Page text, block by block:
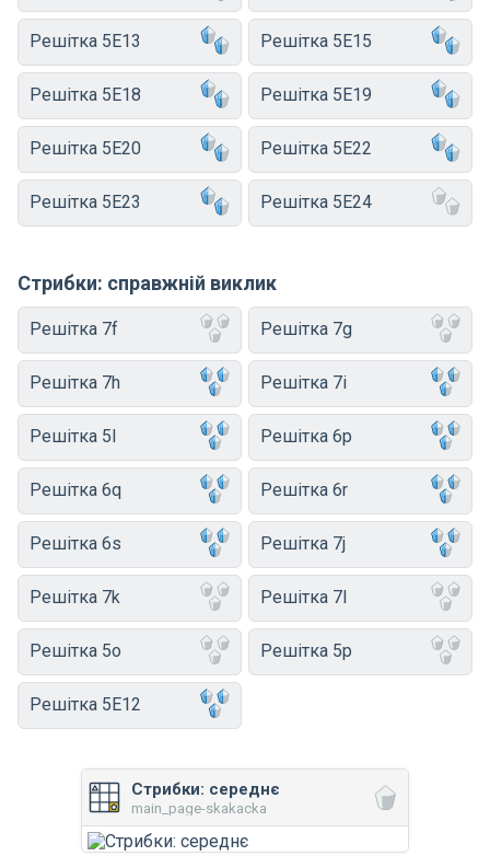
Решітка 5E13 Решітка 5E15
Решітка 5E18 Решітка 5E19
Решітка 5E20 Решітка 5E22
Решітка 5E23 Решітка 5E24
Стрибки: справжній виклик
Решітка 7f Решітка 7g
Решітка 7h Решітка 7i
Решітка 5l Решітка 6p
Решітка 6q Решітка 6r
Решітка 6s Решітка 7j
Решітка 7k Решітка 7l
Решітка 5o Решітка 5p
Решітка 5E12
Стрибки: середнє
main_page-skakacka